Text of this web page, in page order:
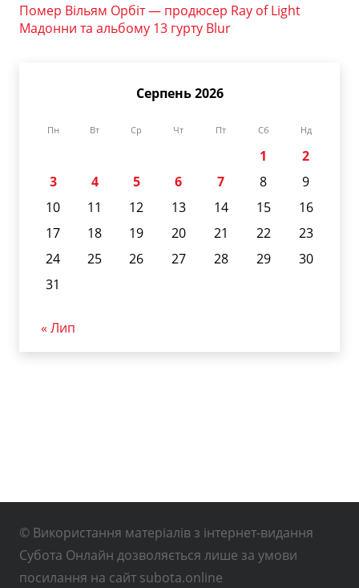
Помер Вільям Орбіт — продюсер Ray of Light
Мадонни та альбому 13 гурту Blur
Серпень 2026
Пн Вт Ср Чт Пт Сб Нд
1
2
3
4 5 6 7 8
9
10
11 12 13 14 15
16
17
18 19 20 21 22
23
24
25 26 27 28 29
30
31
« Лип
© Використання матеріалів з інтернет-видання
Субота Онлайн дозволяється лише за умови
посилання на сайт subota.online